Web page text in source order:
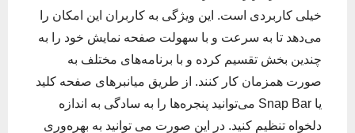
خیلی کاربردی است. این ویژگی به کاربران این امکان را
می‌دهد تا به سرعت و با سهولت صفحه نمایش خود را به
چندین بخش تقسیم کرده و با برنامه‌های مختلف به
صورت همزمان کار کنند. از طریق میانبرهای صفحه کلید
یا Snap Bar می‌توانید پنجره‌ها را به سادگی به اندازه
دلخواه تنظیم کنید. در این صورت می توانید به بهره‌وری